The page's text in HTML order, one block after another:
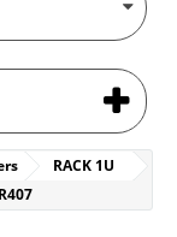
RACK 1U